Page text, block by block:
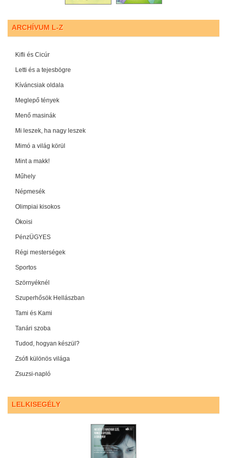
ARCHÍVUM L-Z
Kifli és Cicúr
Letti és a tejesbögre
Kíváncsiak oldala
Meglepő tények
Menő masinák
Mi leszek, ha nagy leszek
Mimó a világ körül
Mint a makk!
Műhely
Népmesék
Olimpiai kisokos
Ökoisi
PénzÜGYES
Régi mesterségek
Sportos
Szörnyéknél
Szuperhősök Hellászban
Tami és Kami
Tanári szoba
Tudod, hogyan készül?
Zsófi különös világa
Zsuzsi-napló
LELKISEGÉLY